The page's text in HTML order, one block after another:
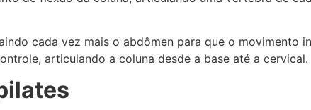
cada vez mais o abdômen para que o movimento
articulando a coluna desde a base até a cervical.